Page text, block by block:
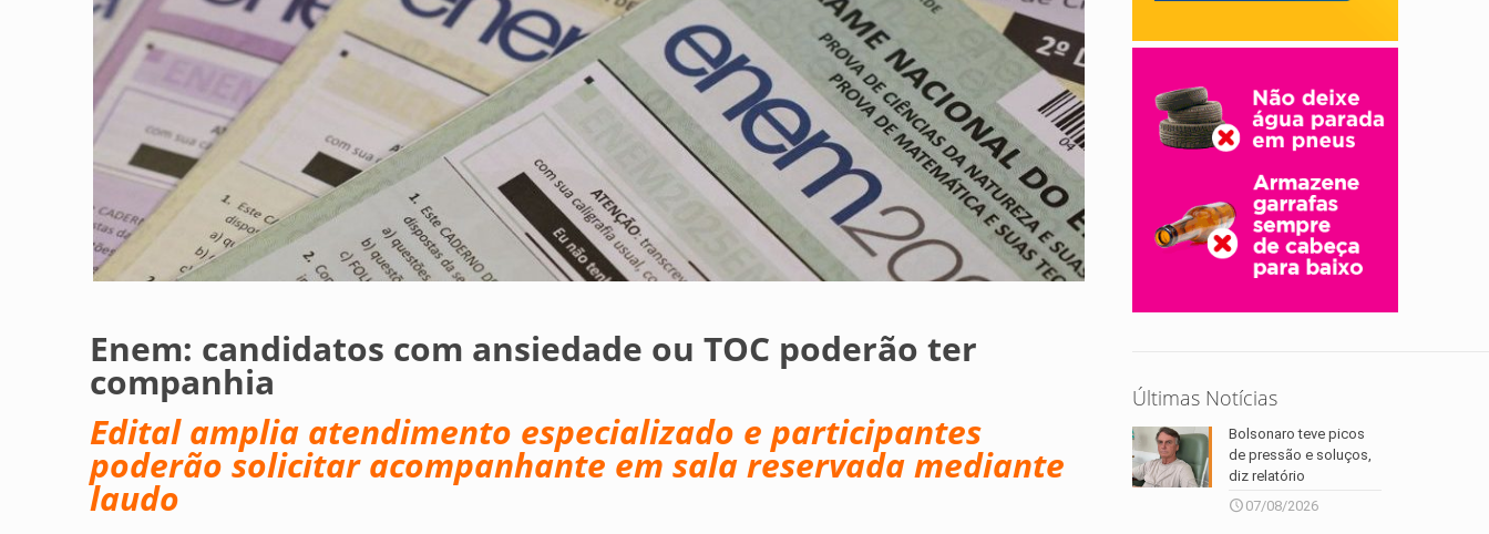
Enem: candidatos com ansiedade ou TOC poderão ter
companhia
Edital amplia atendimento especializado e participantes
poderão solicitar acompanhante em sala reservada mediante
laudo
Últimas Notícias
Bolsonaro teve picos
de pressão e soluços,
diz relatório
07/08/2026